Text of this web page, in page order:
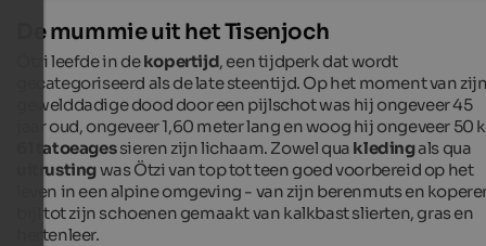
De mummie uit het Tisenjoch
Ötzi leefde in dekopertijd, een tijdperk dat wordt
gecategoriseerd als de late steentijd. Op het moment van
gewelddadige dood door een pijlschot was hij ongeveer 45
jaar oud, ongeveer 1,60 meter lang en woog hij ongeveer 50
tatoeagessieren zijn lichaam. Zowel qua kledingals qua
uitrustingwas Ötzi van top tot teen goed voorbereid op het
leven in een alpine omgeving - van zijn berenmuts en
bijl tot zijn schoenen gemaakt van kalkbast slierten, gras en
hertenleer.